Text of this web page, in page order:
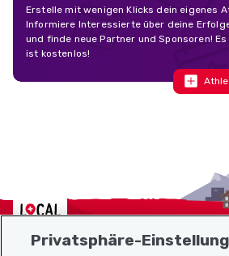
Erstelle mit wenigen Klicks dein eigenes
Informiere Interessierte über deine
und finde neue Partner und Sponsoren!
ist kostenlos!
Localcities
Privatsphäre-